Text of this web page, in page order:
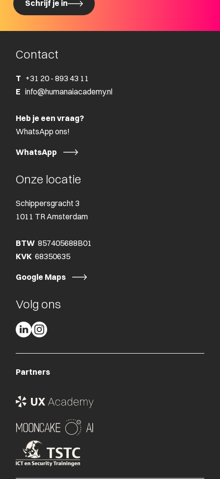
Schrijf je in
Contact
T +31 20 - 893 43 11
E info@humanaiacademy.nl
Heb je een vraag?
WhatsApp ons!
WhatsApp
Onze locatie
Schippersgracht 3
1011 TR Amsterdam
BTW 857405688B01
KVK 68350635
Google Maps
Volg ons
Partners